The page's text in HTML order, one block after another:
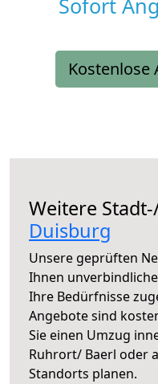
Sofort
Kostenlose
Weitere
Duisburg
Unsere geprüften
Ihnen
Ihre Bedürfnisse
Angebote sind
Sie einen Umzug
Ruhrort/ Baerl oder
Standorts planen.